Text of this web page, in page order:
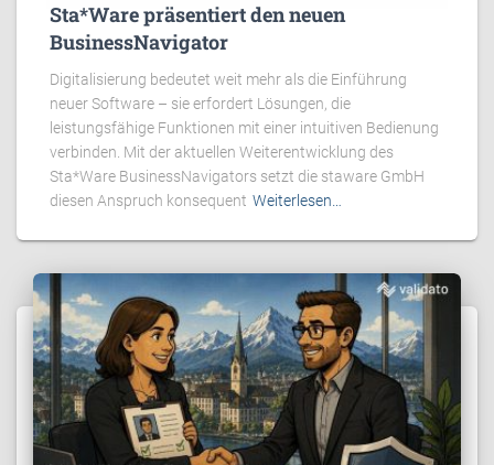
Sta*Ware präsentiert den neuen
BusinessNavigator
Digitalisierung bedeutet weit mehr als die Einführung
neuer Software – sie erfordert Lösungen, die
leistungsfähige Funktionen mit einer intuitiven Bedienung
verbinden. Mit der aktuellen Weiterentwicklung des
Sta*Ware BusinessNavigators setzt die staware GmbH
diesen Anspruch konsequent Weiterlesen…